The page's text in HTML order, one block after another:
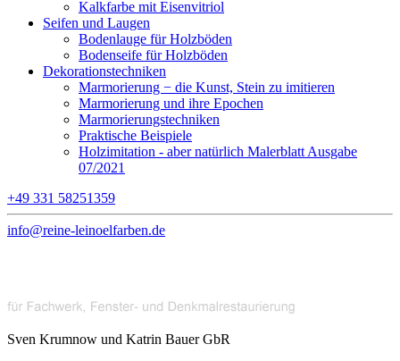
Kalkfarbe mit Eisenvitriol
Seifen und Laugen
Bodenlauge für Holzböden
Bodenseife für Holzböden
Dekorationstechniken
Marmorierung − die Kunst, Stein zu imitieren
Marmorierung und ihre Epochen
Marmorierungstechniken
Praktische Beispiele
Holzimitation - aber natürlich Malerblatt Ausgabe
07/2021
+49 331 58251359
info@reine-leinoelfarben.de
Sven Krumnow und Katrin Bauer GbR